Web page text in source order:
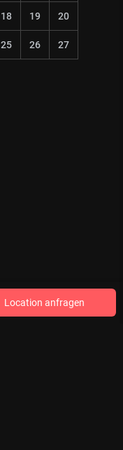
18 19 20
25 26 27
Location anfragen